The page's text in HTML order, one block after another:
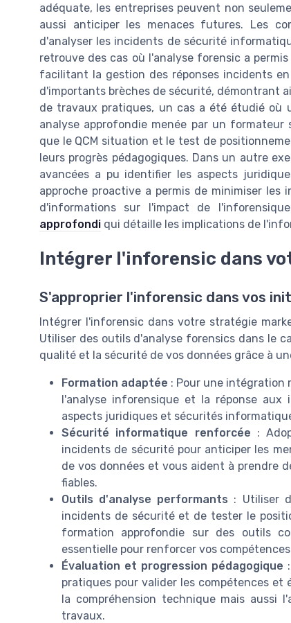
adéquate, les entreprises peuvent non
aussi anticiper les menaces futures. Les
d'analyser les incidents de sécurité
retrouve des cas où l'analyse forensic a
facilitant la gestion des réponses incidents
d'importants brèches de sécurité, démontrant
de travaux pratiques, un cas a été étudié où
analyse approfondie menée par un
que le QCM situation et le test de
leurs progrès pédagogiques. Dans un autre
avancées a pu identifier les aspects
approche proactive a permis de minimiser
d'informations sur l'impact de
approfondi qui détaille les implications de
Intégrer l'inforensic dans
S'approprier l'inforensic dans vos
Intégrer l'inforensic dans votre stratégie
Utiliser des outils d'analyse forensics dans le
qualité et la sécurité de vos données grâce à
Formation adaptée : Pour une intégration
l'analyse inforensique et la réponse
aspects juridiques et sécurités
Sécurité informatique renforcée :
incidents de sécurité pour anticiper les
de vos données et vous aident à prendre
fiables.
Outils d'analyse performants : Utiliser
incidents de sécurité et de tester le
formation approfondie sur des outils
essentielle pour renforcer vos
Évaluation et progression pédagogique
pratiques pour valider les compétences et
la compréhension technique mais aussi
travaux.